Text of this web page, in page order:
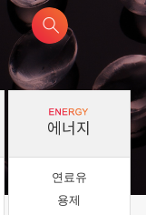
에너지
연료유
용제